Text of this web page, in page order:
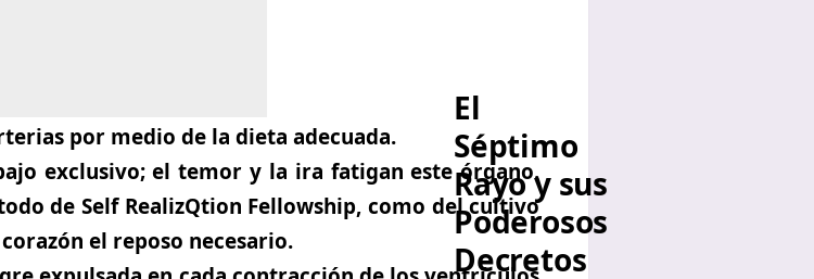
por medio de la dieta adecuada.
exclusivo; el temor y la ira fatigan este órgano.
de Self RealizQtion Fellowship, como del cultivo
el reposo necesario.
El
Séptimo
Rayo y sus
Poderosos
Decretos